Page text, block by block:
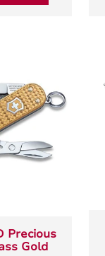
30,00 €
Skladom > 5 ks
Vybrať variant
Precious
Gold